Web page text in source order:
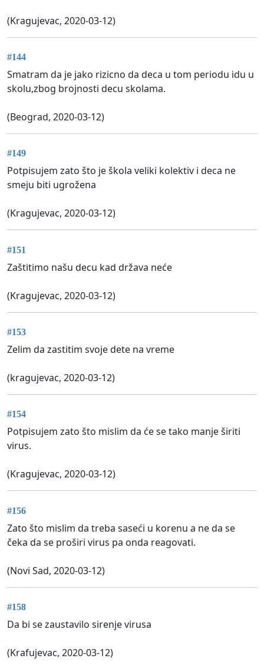
(Kragujevac, 2020-03-12)
#144
Smatram da je jako rizicno da deca u tom periodu idu u
skolu,zbog brojnosti decu skolama.
(Beograd, 2020-03-12)
#149
Potpisujem zato što je škola veliki kolektiv i deca ne
smeju biti ugrožena
(Kragujevac, 2020-03-12)
#151
Zaštitimo našu decu kad država neće
(Kragujevac, 2020-03-12)
#153
Zelim da zastitim svoje dete na vreme
(kragujevac, 2020-03-12)
#154
Potpisujem zato što mislim da će se tako manje širiti
virus.
(Kragujevac, 2020-03-12)
#156
Zato što mislim da treba saseći u korenu a ne da se
čeka da se proširi virus pa onda reagovati.
(Novi Sad, 2020-03-12)
#158
Da bi se zaustavilo sirenje virusa
(Krafujevac, 2020-03-12)